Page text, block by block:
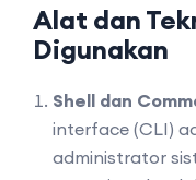
Alat dan
Digunakan
Shell dan
interface (CLI)
administrator